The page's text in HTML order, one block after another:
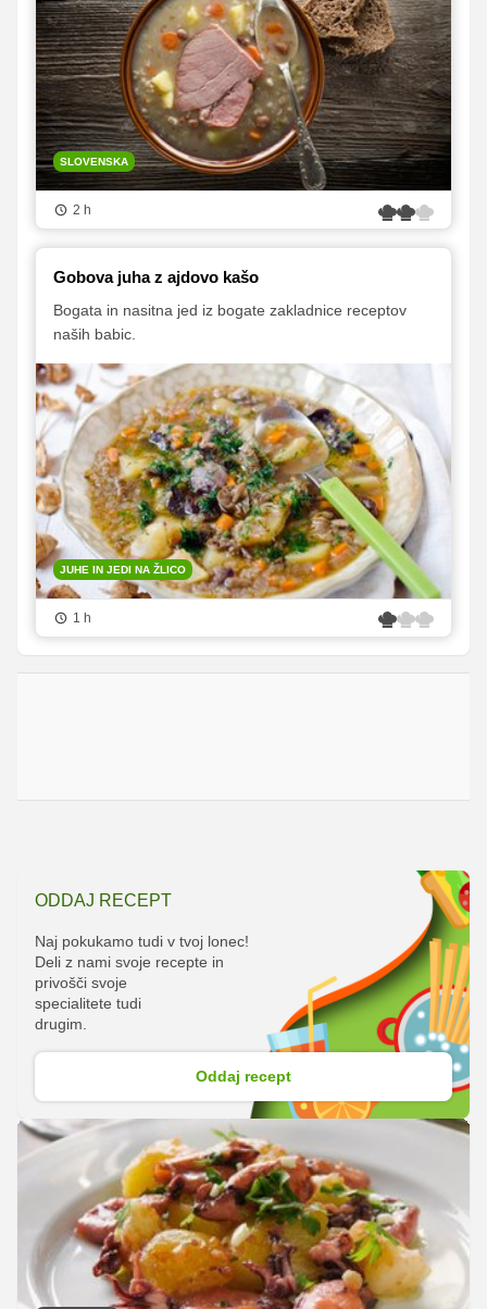
SLOVENSKA
2 h
Gobova juha z ajdovo kašo
Bogata in nasitna jed iz bogate zakladnice receptov
naših babic.
JUHE IN JEDI NA ŽLICO
1 h
ODDAJ RECEPT
Naj pokukamo tudi v tvoj lonec!
Deli z nami svoje recepte in
privošči svoje
specialitete tudi
drugim.
Oddaj recept